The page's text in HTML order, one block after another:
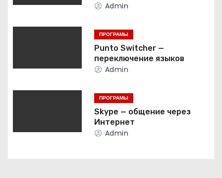
и
я
о
з
п
Admin
ПРОГРАМЫ
Punto Switcher —
переключение языков
Admin
ПРОГРАМЫ
Skype — общение через
Интернет
Admin